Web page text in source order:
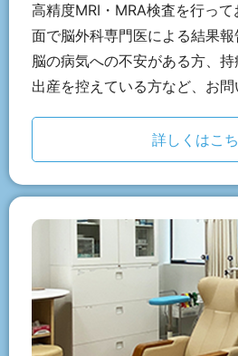
高精度MRI・MRA検査を行っ
面で脳外科専門医による結果報
脳の病気への不安がある方、
出産を控えている方など、お問
詳しくはこ